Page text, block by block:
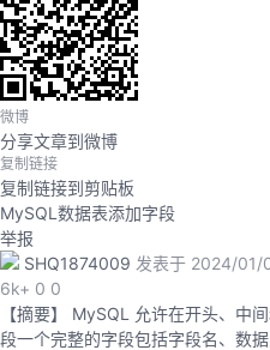
个
人
主
页
我
的
开
发
微博
分享文章到微博
复制链接
复制链接到剪贴板
MySQL数据表添加字段
举报
SHQ1874009 发表于 2024/01/
6k+ 0 0
【摘要】 MySQL 允许在开头、中
段一个完整的字段包括字段名、数